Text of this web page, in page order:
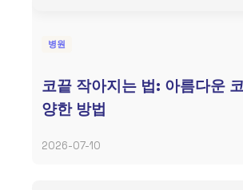
병원
코끝 작아지는 법: 아름다운
양한 방법
2026-07-10